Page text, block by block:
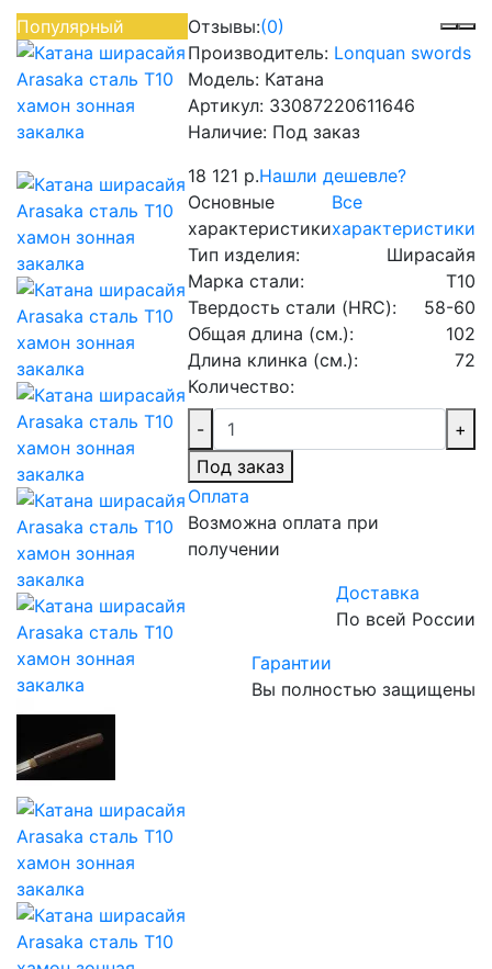
Популярный Отзывы:(0)
Производитель: Lonquan swords
Модель: Катана
Артикул: 33087220611646
Наличие: Под заказ
18 121 р.Нашли дешевле?
Основные
характеристики
Все
характеристики
Тип изделия:
Ширасайя
Марка стали:
T10
Твердость стали (HRC):
58-60
Общая длина (см.):
102
Длина клинка (см.):
72
Количество:
-
+
Под заказ
Оплата
Возможна оплата при
получении
Доставка
По всей России
Гарантии
Вы полностью защищены